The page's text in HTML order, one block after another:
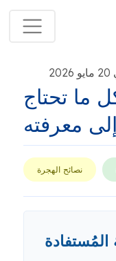
ما تحتاج
إلى معرفته
نصائح الهجرة
المُستفادة